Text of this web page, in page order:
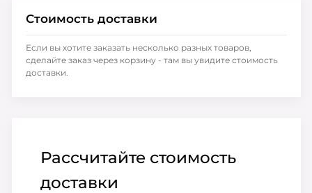
Рассчитайте стоимость
доставки
Стоимость доставки
Если вы хотите заказать несколько разных товаров,
сделайте заказ через корзину - там вы увидите стоимость
доставки.